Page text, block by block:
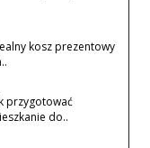
kosz prezentowy
przygotować
do..